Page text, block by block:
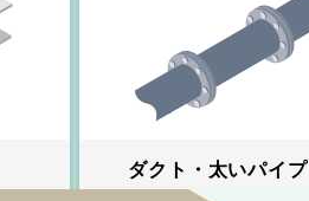
ダクト・太いパイプ